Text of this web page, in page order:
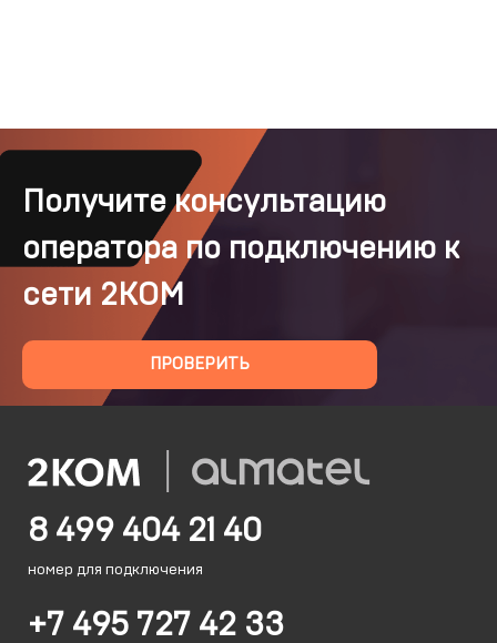
Получите консультацию
оператора по подключению к
сети 2КОМ
ПРОВЕРИТЬ
8 499 404 21 40
номер для подключения
+7 495 727 42 33